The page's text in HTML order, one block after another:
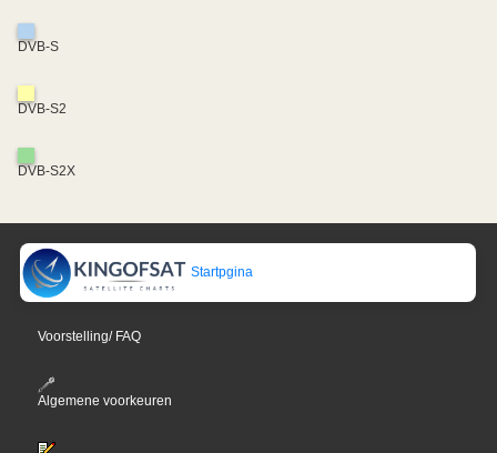
DVB-S
DVB-S2
DVB-S2X
Startpgina
Voorstelling/ FAQ
Algemene voorkeuren